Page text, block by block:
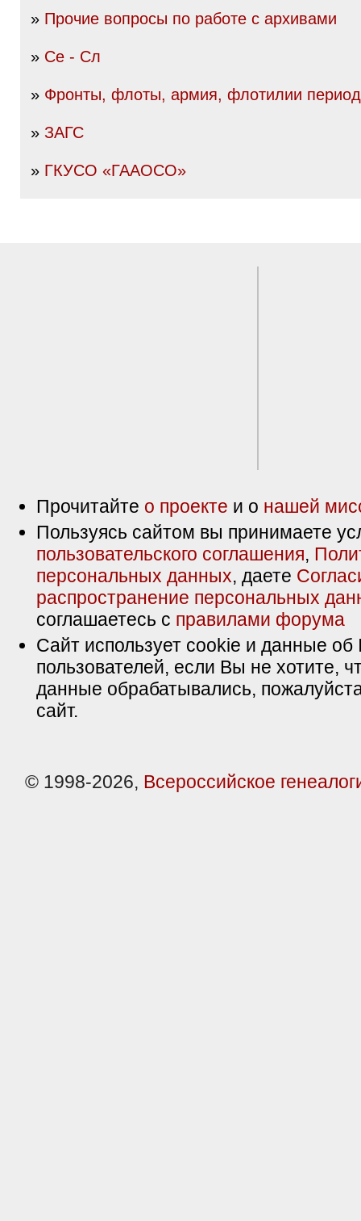
» Прочие вопросы по работе с архивами
» Се - Сл
» Фронты, флоты, армия, флотилии
» ЗАГС
» ГКУСО «ГААОСО»
Прочитайте о проекте и о нашей
Пользуясь сайтом вы принимаете
пользовательского соглашения,
персональных данных, даете
распространение персональных
соглашаетесь с правилами форума
Сайт использует cookie и данные об
пользователей, если Вы не хотите,
данные обрабатывались,
сайт.
© 1998-2026, Всероссийское